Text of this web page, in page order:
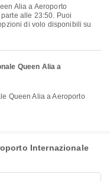
alle 23:50. Puoi
di volo disponibili su
Queen Alia a
Internazionale